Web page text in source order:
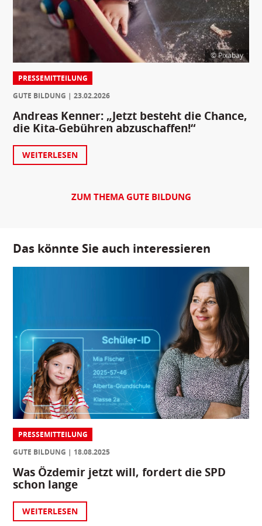
© Pixabay
PRESSEMITTEILUNG
GUTE BILDUNG
23.02.2026
Andreas Kenner: „Jetzt besteht die Chance,
die Kita-Gebühren abzuschaffen!“
WEITERLESEN
ZUM THEMA GUTE BILDUNG
Das könnte Sie auch interessieren
PRESSEMITTEILUNG
GUTE BILDUNG
18.08.2025
Was Özdemir jetzt will, fordert die SPD
schon lange
WEITERLESEN